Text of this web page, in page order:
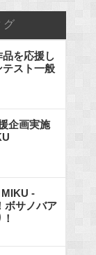
グ
を応援し
スト一般
企画実施
-
ボサノバア